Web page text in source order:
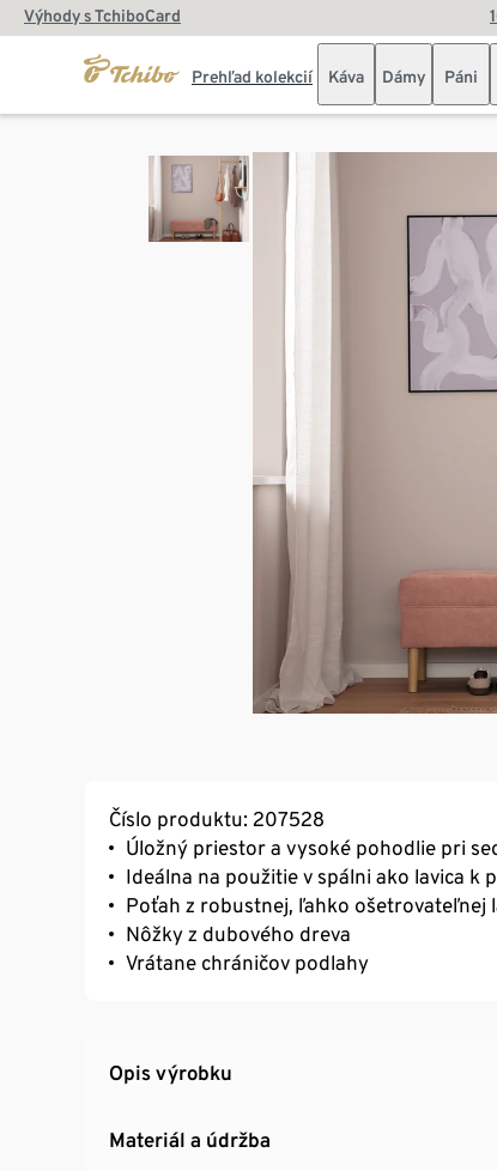
Výhody s TchiboCard
Prehľad kolekcií Káva Dámy Páni
Číslo produktu: 207528
Úložný priestor a vysoké pohodlie pri
Ideálna na použitie v spálni ako lavica k
Poťah z robustnej, ľahko ošetrovateľnej
Nôžky z dubového dreva
Vrátane chráničov podlahy
Opis výrobku
Materiál a údržba